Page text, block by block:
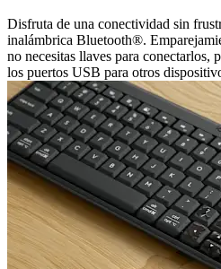
Disfruta de una conectividad sin
inalámbrica Bluetooth®.
no necesitas llaves para conectarlos,
los puertos USB para otros